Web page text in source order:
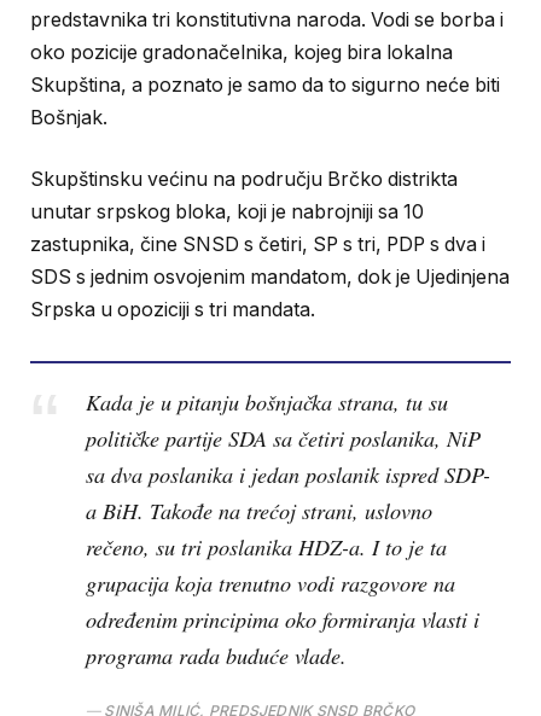
predstavnika tri konstitutivna naroda. Vodi se borba i
oko pozicije gradonačelnika, kojeg bira lokalna
Skupština, a poznato je samo da to sigurno neće biti
Bošnjak.
Skupštinsku većinu na području Brčko distrikta
unutar srpskog bloka, koji je nabrojniji sa 10
zastupnika, čine SNSD s četiri, SP s tri, PDP s dva i
SDS s jednim osvojenim mandatom, dok je Ujedinjena
Srpska u opoziciji s tri mandata.
Kada je u pitanju bošnjačka strana, tu su
političke partije SDA sa četiri poslanika, NiP
sa dva poslanika i jedan poslanik ispred SDP-
a BiH. Takođe na trećoj strani, uslovno
rečeno, su tri poslanika HDZ-a. I to je ta
grupacija koja trenutno vodi razgovore na
određenim principima oko formiranja vlasti i
programa rada buduće vlade.
SINIŠA MILIĆ, PREDSJEDNIK SNSD BRČKO